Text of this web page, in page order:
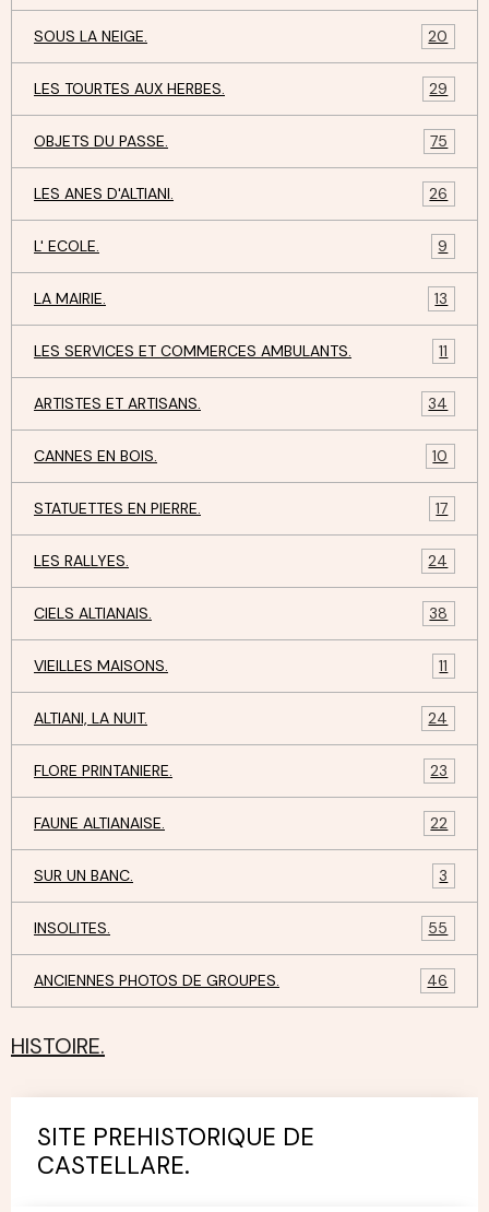
SOUS LA NEIGE. 20
LES TOURTES AUX HERBES. 29
OBJETS DU PASSE. 75
LES ANES D'ALTIANI. 26
L' ECOLE. 9
LA MAIRIE. 13
LES SERVICES ET COMMERCES AMBULANTS. 11
ARTISTES ET ARTISANS. 34
CANNES EN BOIS. 10
STATUETTES EN PIERRE. 17
LES RALLYES. 24
CIELS ALTIANAIS. 38
VIEILLES MAISONS. 11
ALTIANI, LA NUIT. 24
FLORE PRINTANIERE. 23
FAUNE ALTIANAISE. 22
SUR UN BANC. 3
INSOLITES. 55
ANCIENNES PHOTOS DE GROUPES. 46
HISTOIRE.
SITE PREHISTORIQUE DE
CASTELLARE.